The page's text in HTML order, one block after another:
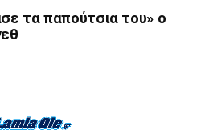
τα παπούτσια του» ο